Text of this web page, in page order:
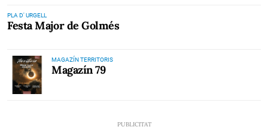
PLA D' URGELL
Festa Major de Golmés
MAGAZÍN TERRITORIS
Magazín 79